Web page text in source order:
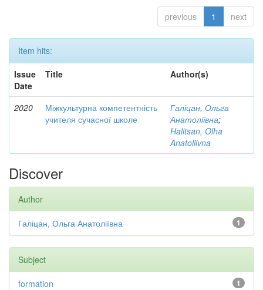
previous 1 next
Item hits:
Issue
Date
Title Author(s)
2020
Міжкультурна компетентність
учителя сучасної школе
Галіцан, Ольга
Анатоліївна;
Halitsan, Olha
Anatoliivna
Discover
Author
1
Галіцан, Ольга Анатоліївна
Subject
1
formation